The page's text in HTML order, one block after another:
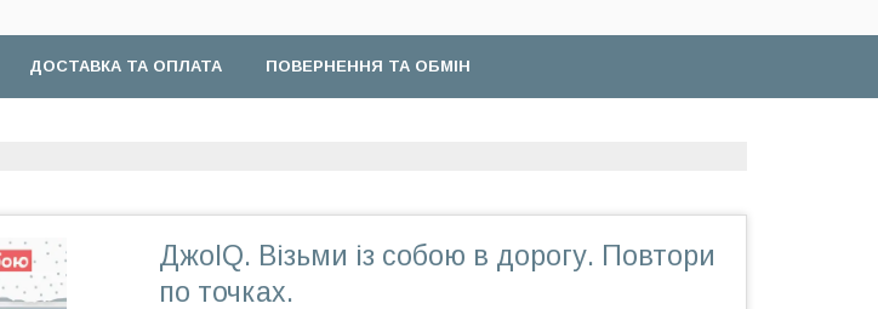
ДОСТАВКА ТА ОПЛАТА ПОВЕРНЕННЯ ТА ОБМІН
ДжоIQ. Візьми із собою в дорогу. Повтори
по точках.